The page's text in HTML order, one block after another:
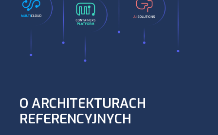
O ARCHITEKTURACH
REFERENCYJNYCH